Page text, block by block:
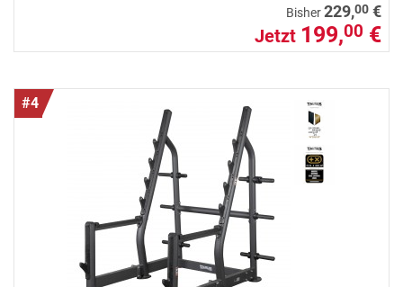
Bisher229,00 €
Jetzt 199,00 €
#4